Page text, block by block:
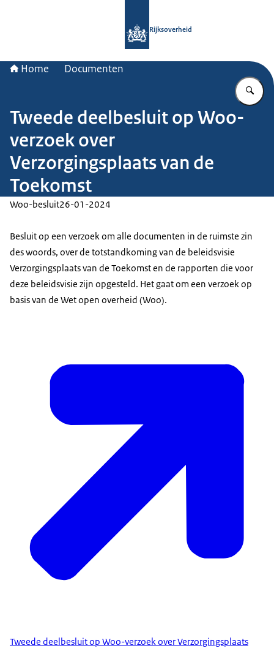
Rijksoverheid
Home Documenten
Tweede deelbesluit op Woo-
verzoek over
Verzorgingsplaats van de
Toekomst
Woo-besluit26-01-2024
Besluit op een verzoek om alle documenten in de ruimste zin
des woords, over de totstandkoming van de beleidsvisie
Verzorgingsplaats van de Toekomst en de rapporten die voor
deze beleidsvisie zijn opgesteld. Het gaat om een verzoek op
basis van de Wet open overheid (Woo).
Tweede deelbesluit op Woo-verzoek over Verzorgingsplaats